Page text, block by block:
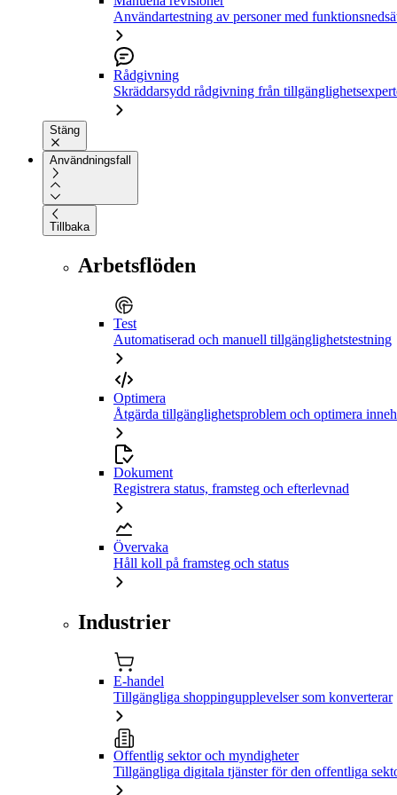
Användartestning av personer med
Rådgivning
Skräddarsydd rådgivning från
Stäng
Användningsfall
Tillbaka
Arbetsflöden
Test
Automatiserad och manuell tillgänglighetstestning
Optimera
Åtgärda tillgänglighetsproblem och optimera
Dokument
Registrera status, framsteg och efterlevnad
Övervaka
Håll koll på framsteg och status
Industrier
E-handel
Tillgängliga shoppingupplevelser som konverterar
Offentlig sektor och myndigheter
Tillgängliga digitala tjänster för den offentliga